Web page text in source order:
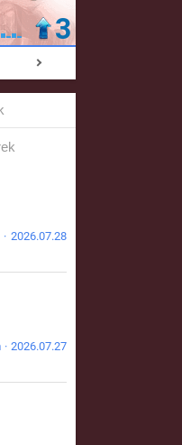
3
2026.07.28
2026.07.27